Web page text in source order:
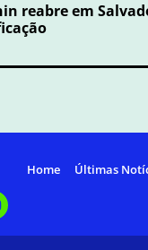
reabre em
Home Últimas